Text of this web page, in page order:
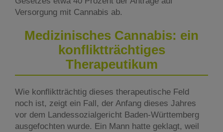
Versorgung mit Cannabis ab.
Medizinisches Cannabis: ein
konfliktträchtiges
Therapeutikum
Wie konfliktträchtig dieses therapeutische Feld
noch ist, zeigt ein Fall, der Anfang dieses Jahres
vor dem Landessozialgericht Baden-Württemberg
ausgefochten wurde. Ein Mann hatte geklagt, weil